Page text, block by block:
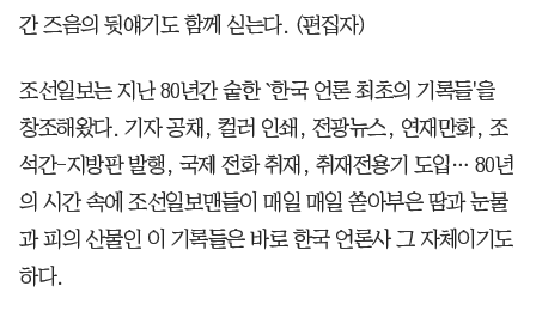
간 즈음의 뒷얘기도 함께 싣는다. (편집자)
조선일보는 지난 80년간 숱한 `한국 언론 최초의 기록들'을
창조해왔다. 기자 공채, 컬러 인쇄, 전광뉴스, 연재만화, 조
석간-지방판 발행, 국제 전화 취재, 취재전용기 도입… 80년
의 시간 속에 조선일보맨들이 매일 매일 쏟아부은 땀과 눈물
과 피의 산물인 이 기록들은 바로 한국 언론사 그 자체이기도
하다.